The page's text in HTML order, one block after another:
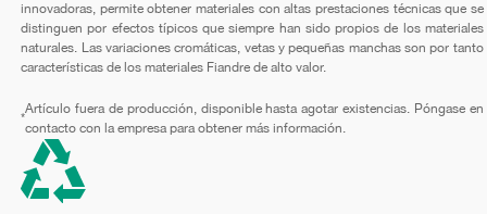
innovadoras, permite obtener materiales con altas prestaciones técnicas que se
distinguen por efectos típicos que siempre han sido propios de los materiales
naturales. Las variaciones cromáticas, vetas y pequeñas manchas son por tanto
características de los materiales Fiandre de alto valor.
*
Artículo fuera de producción, disponible hasta agotar existencias. Póngase en
contacto con la empresa para obtener más información.